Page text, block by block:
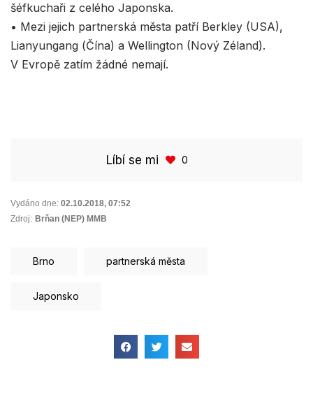
šéfkuchaři z celého Japonska.
• Mezi jejich partnerská města patří Berkley (USA),
Lianyungang (Čína) a Wellington (Nový Zéland).
V Evropě zatím žádné nemají.
Líbí se mi 0
Vydáno dne: 02.10.2018, 07:52
Zdroj: Brňan (NEP) MMB
Brno partnerská města
Japonsko